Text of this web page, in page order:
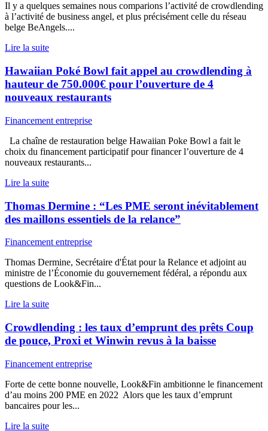
Il y a quelques semaines nous comparions l’activité de crowdlending
à l’activité de business angel, et plus précisément celle du réseau
belge BeAngels....
Lire la suite
Hawaiian Poké Bowl fait appel au crowdlending à
hauteur de 750.000€ pour l’ouverture de 4
nouveaux restaurants
Financement entreprise
La chaîne de restauration belge Hawaiian Poke Bowl a fait le
choix du financement participatif pour financer l’ouverture de 4
nouveaux restaurants...
Lire la suite
Thomas Dermine : “Les PME seront inévitablement
des maillons essentiels de la relance”
Financement entreprise
Thomas Dermine, Secrétaire d'État pour la Relance et adjoint au
ministre de l’Économie du gouvernement fédéral, a répondu aux
questions de Look&Fin...
Lire la suite
Crowdlending : les taux d’emprunt des prêts Coup
de pouce, Proxi et Winwin revus à la baisse
Financement entreprise
Forte de cette bonne nouvelle, Look&Fin ambitionne le financement
d’au moins 200 PME en 2022 Alors que les taux d’emprunt
bancaires pour les...
Lire la suite